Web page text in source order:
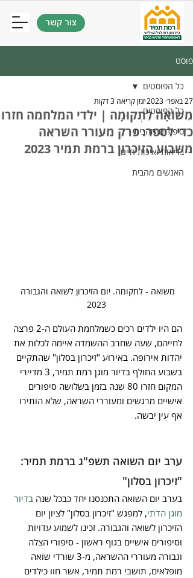
צור קשר
פוסט
כל הפוסטים
סיפורים מהבית
בריאות ואיכות חיים
האנשים מהבית
כל הפוסטים
מִשּׁוֹאָה לִתְקוּמָה | ילדי המלחמה חזרו
כדי לספר: פרק מעורר השראה
משבוע הזיכרון ברמת תמיר 2023
27 באפר׳ 2023 זמן קריאה 3 דקות
משואה - לתקומה. יום הזיכרון לשואה והגבורה
2023
הם היו ילדים רכים כשמלחמת העולם ה-2 פרצה
לחייהם, שעה שחרב ההשמדה איימה לכלות את
יהדות אירופה. באירוע "זיכרון בסלון" שהתקיים
בשבוע החולף בדיור מוגן רמת תמיר, 3 מדיירי
המקום חזרו 80 שנה בזמן בשלושה סיפורים
אישיים מרגשים ומעוררי השראה, שלא הותירו
אף עין יבשה.
ערב יום השואה תשפ"ג ברמת תמיר:
"זיכרון בסלון"
בערב יום השואה התכנסנו יחד כבכל שנה בדיור
מוגן הדתי, למפגש "זיכרון בסלון" לציון יום
הזיכרון לשואה והגבורה. זכינו לשמוע עדויות
וסיפורים אישיים בגוף ראשון - סיפורי הצלה
וגבורה מעוררי ההשראה, מ-3 שורדי שואה
מופלאים, תושבי רמת תמיר, אשר חוו כילדים